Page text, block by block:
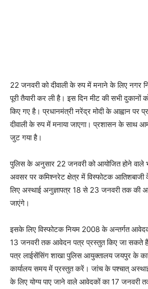
22 जनवरी को दीवाली के रुप में मनाने के लिए नगर
पूरी तैयारी कर ली है। इस दिन मीट की सभी
किए गए है। प्रधानमंत्री नरेंद्र मोदी के आह्वान पर
दीवाली के रुप में मनाया जाएगा। प्रशासन के साथ
जुट गया है।
पुलिस के अनुसार 22 जनवरी को आयोजित होने वाले
अवसर पर कमिश्नरेट क्षेत्र में विस्फोटक आतिशबाजी
लिए अस्थाई अनुज्ञापत्र 18 से 23 जनवरी तक की
जाएंगे।
इसके लिए विस्फोटक नियम 2008 के अन्तर्गत आवेदकों
13 जनवरी तक आवेदन पत्र प्रस्तुत किए जा सकते
पत्र लाईसेंसिंग शाखा पुलिस आयुक्तालय जयपुर के
कार्यालय समय में प्रस्तुत करें। जांच के पश्चात्
के लिए योग्य पाए जाने वाले आवेदकों का 17 जनवरी